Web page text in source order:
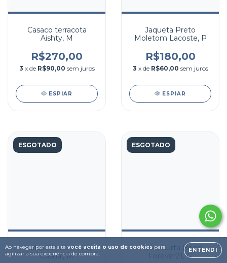
Ao navegar por este site você aceita o uso de cookies para
agilizar a sua experiência de compra.
ENTENDI
Casaco terracota
Aishty, M
R$270,00
3 x de R$90,00 sem juros
ESPIAR
Jaqueta Preto
Moletom Lacoste, P
R$180,00
3 x de R$60,00 sem juros
ESPIAR
ESGOTADO
Parka Off White Ak
Casual, M
ESGOTADO
Parka Curta Bege
Forever21, G